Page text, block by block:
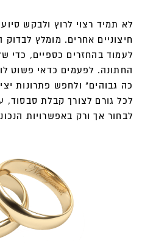
לא תמיד רצוי לרוץ ולבקש
חיצוניים אחרים. מומלץ
לעמוד בהחזרים כספיים, כדי
החתונה. לפעמים כדאי פשוט
כה גבוהים" ולחפש פתרונות
לכל גורם לצורך קבלת סבסוד,
לבחור אך ורק באפשרויות